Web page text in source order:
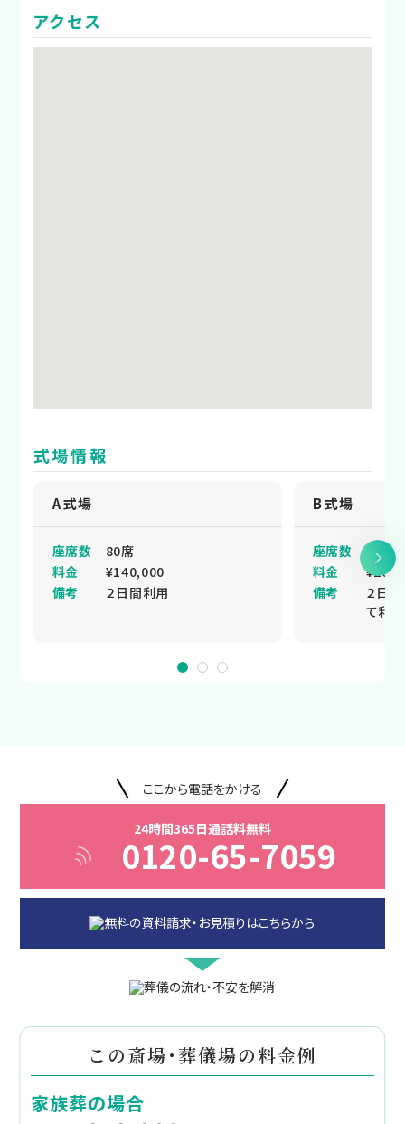
アクセス
式場情報
A式場
座席数
80席
料金
¥140,000
備考
２日間利用
B式場
座席数
150席
料金
備考
２日
て利用
ここから電話をかける
24時間365日通話料無料
0120-65-7059
この斎場・葬儀場の料金例
家族葬の場合